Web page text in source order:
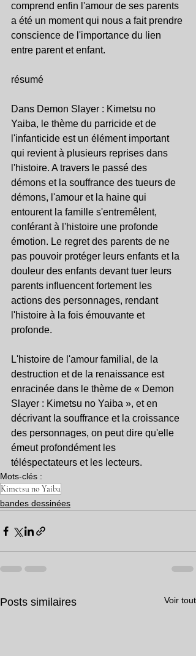
comprend enfin l'amour de ses parents
a été un moment qui nous a fait prendre
conscience de l'importance du lien
entre parent et enfant.
résumé
Dans Demon Slayer : Kimetsu no
Yaiba, le thème du parricide et de
l'infanticide est un élément important
qui revient à plusieurs reprises dans
l'histoire. A travers le passé des
démons et la souffrance des tueurs de
démons, l'amour et la haine qui
entourent la famille s'entremêlent,
conférant à l'histoire une profonde
émotion. Le regret des parents de ne
pas pouvoir protéger leurs enfants et la
douleur des enfants devant tuer leurs
parents influencent fortement les
actions des personnages, rendant
l'histoire à la fois émouvante et
profonde.
L'histoire de l'amour familial, de la
destruction et de la renaissance est
enracinée dans le thème de « Demon
Slayer : Kimetsu no Yaiba », et en
décrivant la souffrance et la croissance
des personnages, on peut dire qu'elle
émeut profondément les
téléspectateurs et les lecteurs.
Mots-clés :
Kimetsu no Yaiba
bandes dessinées
Posts similaires Voir tout